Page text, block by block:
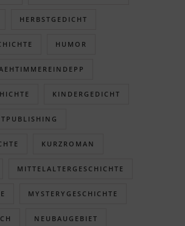
HERBSTGEDICHT
HUMOR
KINDERGEDICHT
KURZROMAN
MITTELALTERGESCHICHTE
MYSTERYGESCHICHTE
NEUBAUGEBIET